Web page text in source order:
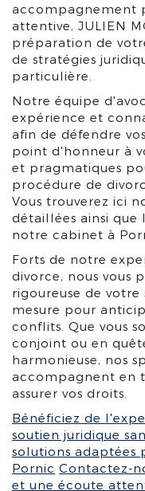
accompagnement
attentive, JULIEN
préparation de
de stratégies
particulière.
Notre équipe
expérience et
afin de défendre
point d'honneur à
et pragmatiques
procédure de
Vous trouverez ici
détaillées ainsi
notre cabinet à
Forts de notre
divorce, nous vous
rigoureuse de votre
mesure pour
conflits. Que vous
conjoint ou en
harmonieuse, nos
accompagnent en
assurer vos droits.
Bénéficiez de
soutien juridique
solutions adaptées
Pornic Contactez-
et une écoute